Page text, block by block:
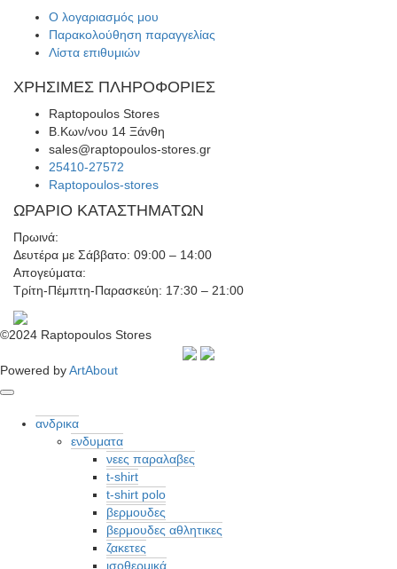
Ο λογαριασμός μου
Παρακολούθηση παραγγελίας
Λίστα επιθυμιών
ΧΡΗΣΙΜΕΣ ΠΛΗΡΟΦΟΡΙΕΣ
Raptopoulos Stores
Β.Κων/νου 14 Ξάνθη
sales@raptopoulos-stores.gr
25410-27572
Raptopoulos-stores
ΩΡΑΡΙΟ ΚΑΤΑΣΤΗΜΑΤΩΝ
Πρωινά:
Δευτέρα με Σάββατο: 09:00 – 14:00
Απογεύματα:
Τρίτη-Πέμπτη-Παρασκεύη: 17:30 – 21:00
©2024 Raptopoulos Stores
Powered byArtAbout
ανδρικα
ενδυματα
νεες παραλαβες
t-shirt
t-shirt polo
βερμουδες
βερμουδες αθλητικες
ζακετες
ισοθερμικά